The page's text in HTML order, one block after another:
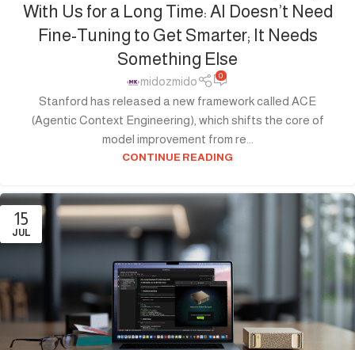
With Us for a Long Time: AI Doesn’t Need
Fine-Tuning to Get Smarter; It Needs
Something Else
midozmido 0
Stanford has released a new framework called ACE
(Agentic Context Engineering), which shifts the core of
model improvement from re...
CONTINUE READING
15
JUL